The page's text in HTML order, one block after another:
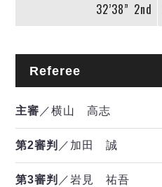
32’38” 2nd
Referee
主審 ／横山 高志
第2審判 ／加田 誠
第3審判 ／岩見 祐吾